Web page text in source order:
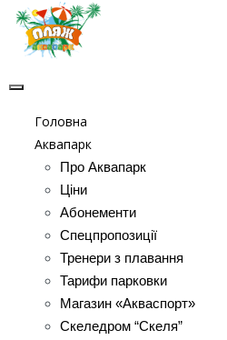
Головна
Аквапарк
Про Аквапарк
Ціни
Абонементи
Спецпропозиції
Тренери з плавання
Тарифи парковки
Магазин «Акваспорт»
Скеледром “Скеля”